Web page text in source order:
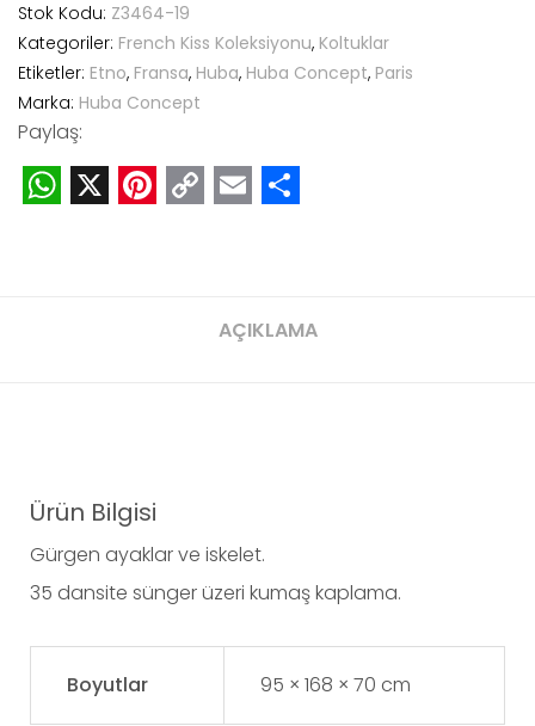
Stok Kodu: Z3464-19
Kategoriler: French Kiss Koleksiyonu, Koltuklar
Etiketler: Etno, Fransa, Huba, Huba Concept, Paris
Marka: Huba Concept
Paylaş:
WhatsApp
X Pinterest
Copy
EmailShare
AÇIKLAMA
Ürün Bilgisi
Gürgen ayaklar ve iskelet.
35 dansite sünger üzeri kumaş kaplama.
Boyutlar 95 × 168 × 70 cm